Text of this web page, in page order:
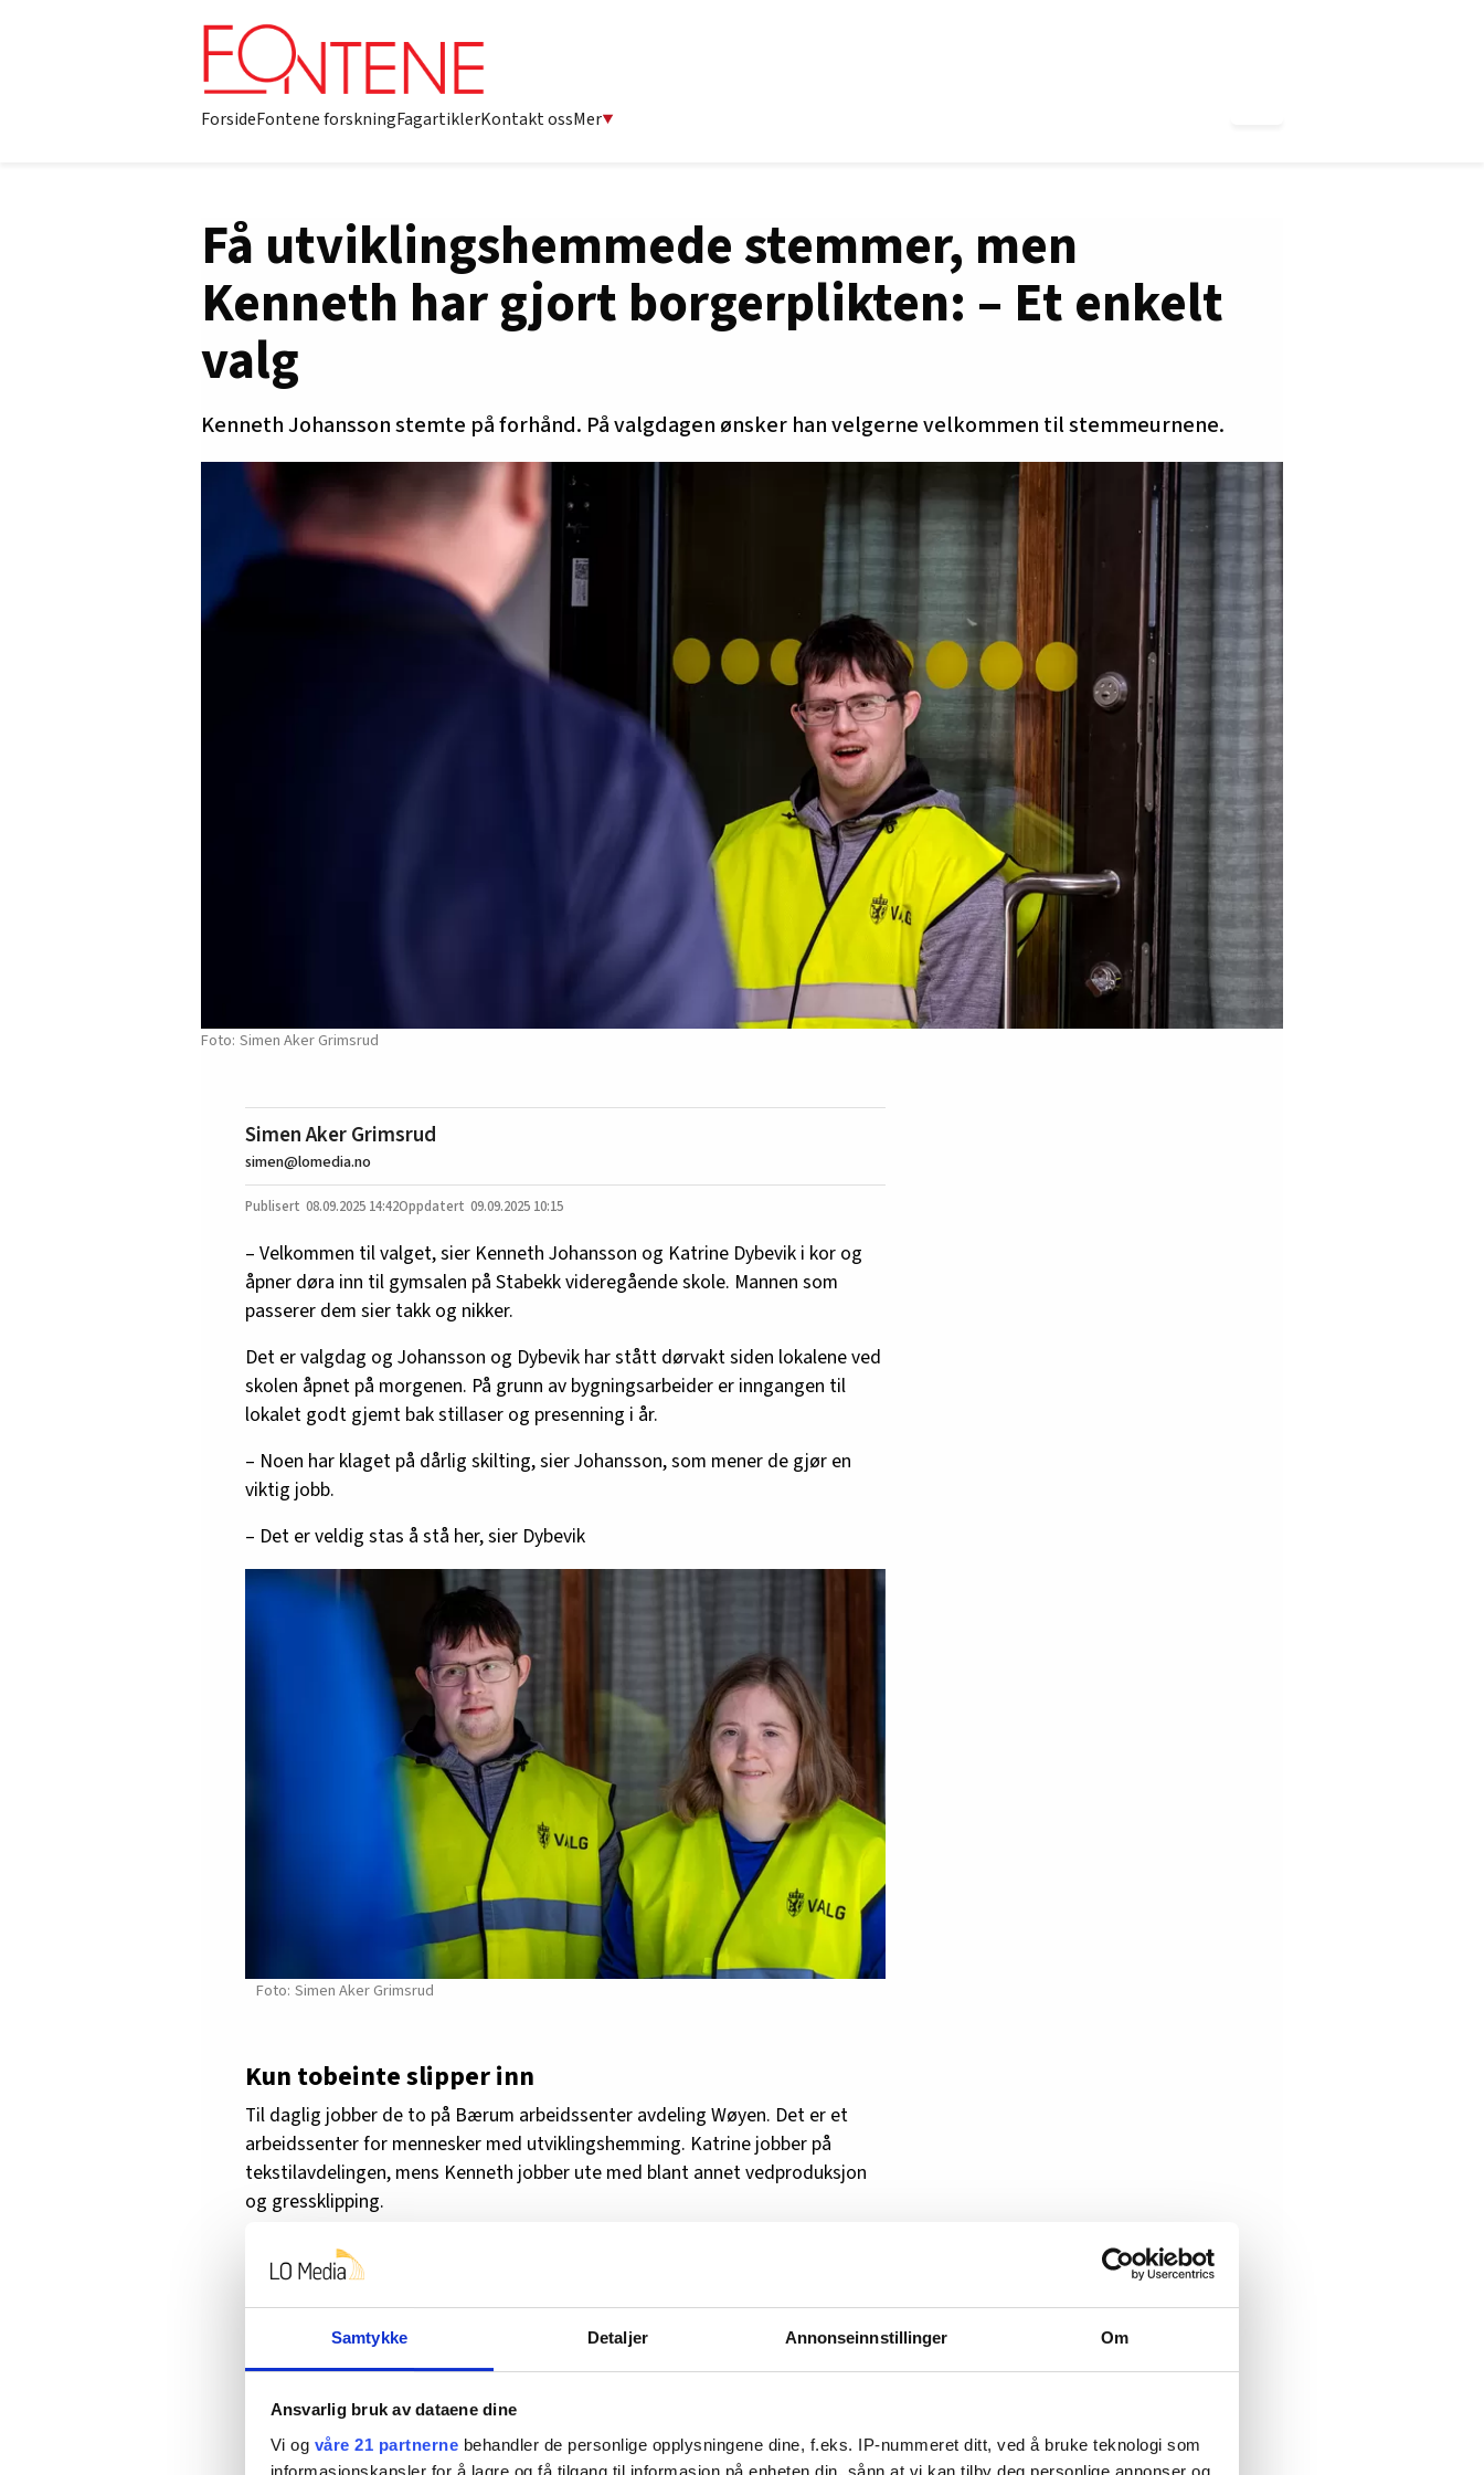
Samtykke Detaljer Annonseinnstillinger Om
Ansvarlig bruk av dataene dine
Vi og våre 21 partnerne behandler de personlige opplysningene dine, f.eks. IP-nummeret ditt, ved å bruke teknologi som
informasjonskapsler for å lagre og få tilgang til informasjon på enheten din, sånn at vi kan tilby deg personlige annonser og
ForsideFontene forskningFagartiklerKontakt ossMer
Få utviklingshemmede stemmer, men
Kenneth har gjort borgerplikten: – Et enkelt
valg
Kenneth Johansson stemte på forhånd. På valgdagen ønsker han velgerne velkommen til stemmeurnene.
Simen Aker Grimsrud
Simen Aker Grimsrud
simen@lomedia.no
08.09.2025 14:42 09.09.2025 10:15
– Velkommen til valget, sier Kenneth Johansson og Katrine Dybevik i kor og
åpner døra inn til gymsalen på Stabekk videregående skole. Mannen som
passerer dem sier takk og nikker.
Det er valgdag og Johansson og Dybevik har stått dørvakt siden lokalene ved
skolen åpnet på morgenen. På grunn av bygningsarbeider er inngangen til
lokalet godt gjemt bak stillaser og presenning i år.
– Noen har klaget på dårlig skilting, sier Johansson, som mener de gjør en
viktig jobb.
– Det er veldig stas å stå her, sier Dybevik
Simen Aker Grimsrud
Kun tobeinte slipper inn
Til daglig jobber de to på Bærum arbeidssenter avdeling Wøyen. Det er et
arbeidssenter for mennesker med utviklingshemming. Katrine jobber på
tekstilavdelingen, mens Kenneth jobber ute med blant annet vedproduksjon
og gressklipping.
I dag er de vante arbeidsoppgavene byttet ut med arbeid i valglokalet. De
forteller at mange har vært innom.
Tidligere i dag måtte han nemlig avvise en hund i døra. De slipper ikke inn.